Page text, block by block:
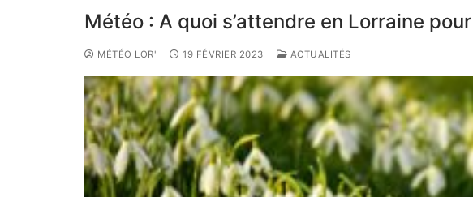
Météo : A quoi s’attendre en Lorraine
MÉTÉO LOR' 19 FÉVRIER 2023 ACTUALITÉS